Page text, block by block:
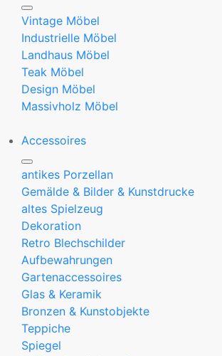
Vintage Möbel
Industrielle Möbel
Landhaus Möbel
Teak Möbel
Design Möbel
Massivholz Möbel
Accessoires
antikes Porzellan
Gemälde & Bilder & Kunstdrucke
altes Spielzeug
Dekoration
Retro Blechschilder
Aufbewahrungen
Gartenaccessoires
Glas & Keramik
Bronzen & Kunstobjekte
Teppiche
Spiegel